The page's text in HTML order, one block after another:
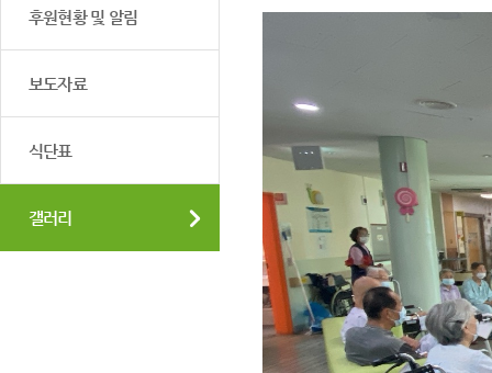
후원현황 및 알림
보도자료
식단표
갤러리